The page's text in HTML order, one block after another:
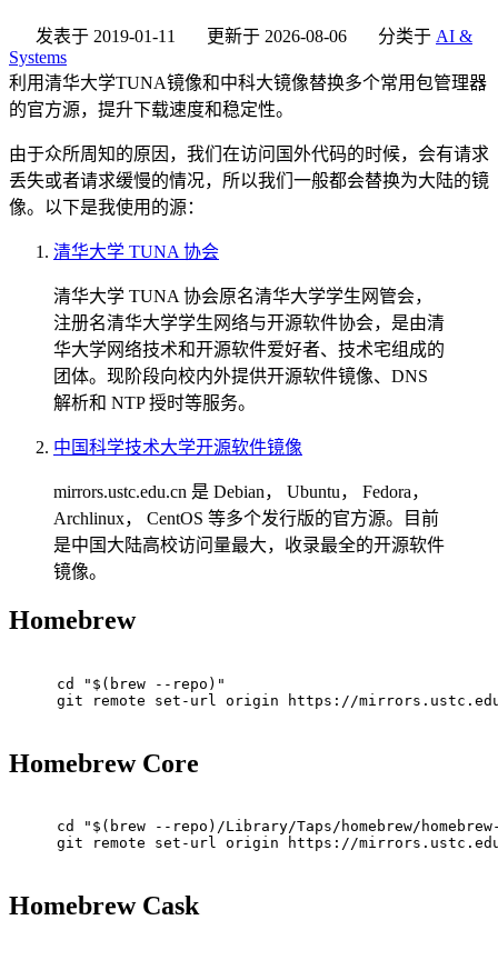
发表于 2019-01-11 更新于 2026-08-06 分类于 AI &
Systems
利用清华大学TUNA镜像和中科大镜像替换多个常用包管理器
的官方源，提升下载速度和稳定性。
由于众所周知的原因，我们在访问国外代码的时候，会有请求
丢失或者请求缓慢的情况，所以我们一般都会替换为大陆的镜
像。以下是我使用的源：
清华大学 TUNA 协会
清华大学 TUNA 协会原名清华大学学生网管会，
注册名清华大学学生网络与开源软件协会，是由清
华大学网络技术和开源软件爱好者、技术宅组成的
团体。现阶段向校内外提供开源软件镜像、DNS
解析和 NTP 授时等服务。
中国科学技术大学开源软件镜像
mirrors.ustc.edu.cn 是 Debian， Ubuntu， Fedora，
Archlinux， CentOS 等多个发行版的官方源。目前
是中国大陆高校访问量最大，收录最全的开源软件
镜像。
Homebrew
cd "$(brew --repo)"
git remote set-url origin https://
Homebrew Core
cd "$(brew --repo)/Library/Taps/homebrew/
git remote set-url origin https://
Homebrew Cask